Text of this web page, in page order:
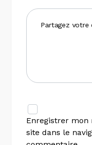
Enregistrer mon
site dans le